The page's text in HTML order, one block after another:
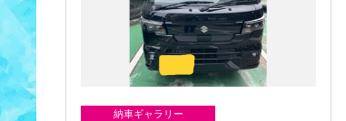
納車ギャラリー